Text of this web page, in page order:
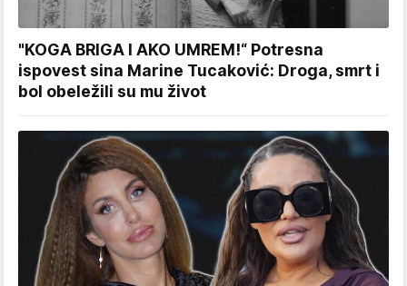
"KOGA BRIGA I AKO UMREM!“ Potresna
ispovest sina Marine Tucaković: Droga, smrt i
bol obeležili su mu život